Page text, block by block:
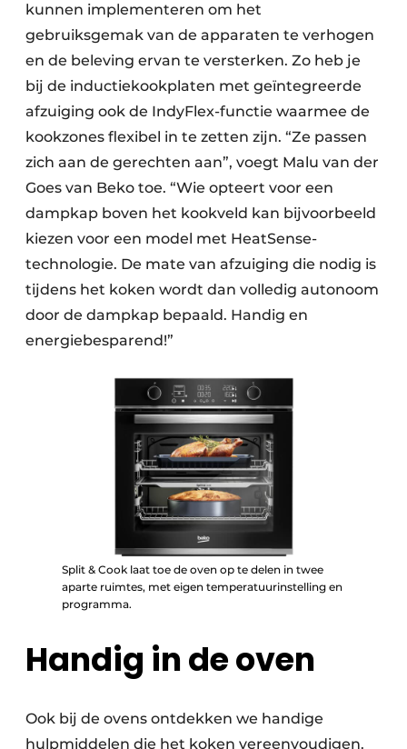
kunnen implementeren om het
gebruiksgemak van de apparaten te verhogen
en de beleving ervan te versterken. Zo heb je
bij de inductiekookplaten met geïntegreerde
afzuiging ook de IndyFlex-functie waarmee de
kookzones flexibel in te zetten zijn. “Ze passen
zich aan de gerechten aan”, voegt Malu van der
Goes van Beko toe. “Wie opteert voor een
dampkap boven het kookveld kan bijvoorbeeld
kiezen voor een model met HeatSense-
technologie. De mate van afzuiging die nodig is
tijdens het koken wordt dan volledig autonoom
door de dampkap bepaald. Handig en
energiebesparend!”
Split & Cook laat toe de oven op te delen in twee
aparte ruimtes, met eigen temperatuurinstelling en
programma.
Handig in de oven
Ook bij de ovens ontdekken we handige
hulpmiddelen die het koken vereenvoudigen.